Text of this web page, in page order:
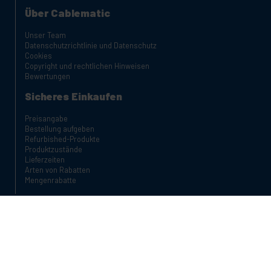
Über Cablematic
Unser Team
Datenschutzrichtlinie und Datenschutz
Cookies
Copyright und rechtlichen Hinweisen
Bewertungen
Sicheres Einkaufen
Preisangabe
Bestellung aufgeben
Refurbished-Produkte
Produktzustände
Lieferzeiten
Arten von Rabatten
Mengenrabatte